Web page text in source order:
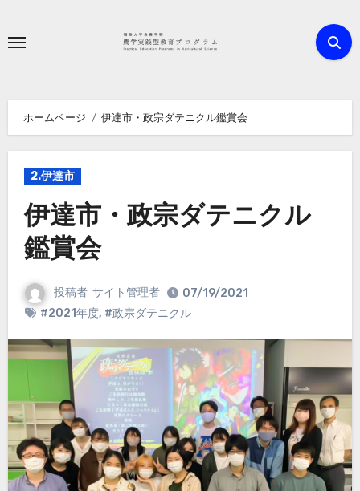
ホームページ 伊達市・政宗ダテニクル鑑賞会
2.伊達市
伊達市・政宗ダテニクル
鑑賞会
投稿者 サイト管理者
07/19/2021
#2021年度, #政宗ダテニクル